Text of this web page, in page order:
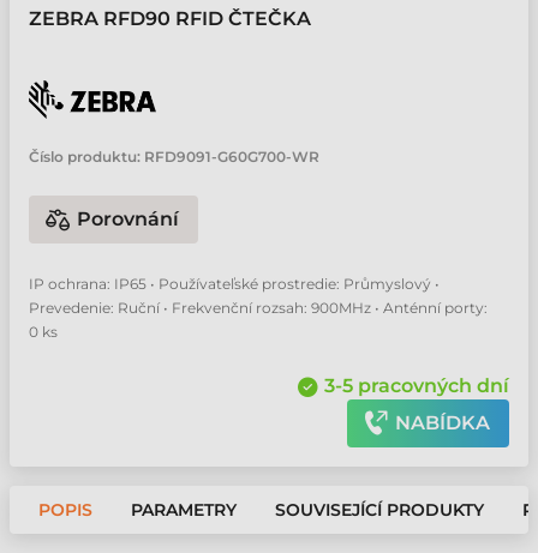
ZEBRA RFD90 RFID ČTEČKA
Číslo produktu: RFD9091-G60G700-WR
Porovnání
IP ochrana: IP65 • Používateľské prostredie: Průmyslový •
Prevedenie: Ruční • Frekvenční rozsah: 900MHz • Anténní porty:
0 ks
3-5 pracovných dní
NABÍDKA
POPIS PARAMETRY SOUVISEJÍCÍ PRODUKTY